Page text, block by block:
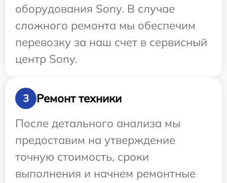
оборудования Sony. В случае
сложного ремонта мы обеспечим
перевозку за наш счет в сервисный
центр Sony.
3
Ремонт техники
После детального анализа мы
предоставим на утверждение
точную стоимость, сроки
выполнения и начнем ремонтные